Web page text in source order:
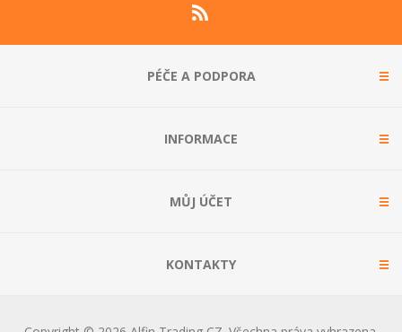
PÉČE A PODPORA
INFORMACE
MŮJ ÚČET
KONTAKTY